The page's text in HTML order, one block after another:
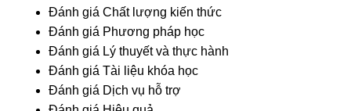
Đánh giá Chất lượng kiến thức
Đánh giá Phương pháp học
Đánh giá Lý thuyết và thực hành
Đánh giá Tài liệu khóa học
Đánh giá Dịch vụ hỗ trợ